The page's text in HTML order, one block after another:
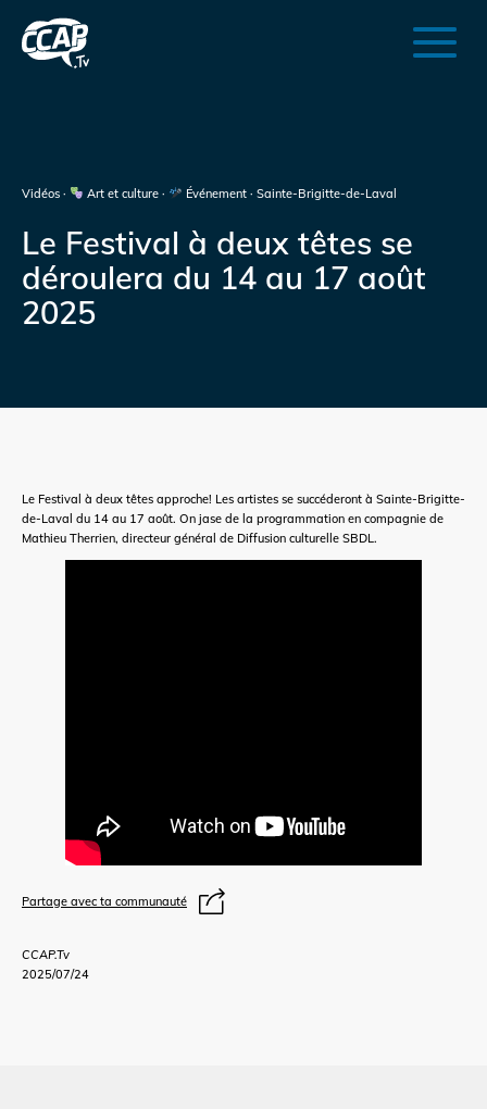
Vidéos · Art et culture · Événement · Sainte-Brigitte-de-Laval
Le Festival à deux têtes se
déroulera du 14 au 17 août
2025
CCAP.Tv
2025/07/24
Le Festival à deux têtes approche! Les artistes se succéderont à Sainte-Brigitte-
de-Laval du 14 au 17 août. On jase de la programmation en compagnie de
Mathieu Therrien, directeur général de Diffusion culturelle SBDL.
Partage avec ta communauté